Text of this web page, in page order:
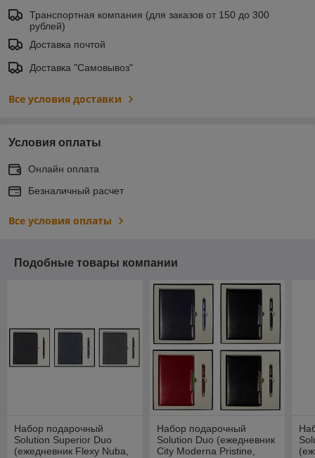
Транспортная компания (для заказов от 150 до 300
рублей)
Доставка почтой
Доставка "Самовывоз"
Все условия доставки
Условия оплаты
Онлайн оплата
Безналичный расчет
Все условия оплаты
Подобные товары компании
Набор подарочный
Solution Superior Duo
(ежедневник Flexy Nuba,
Набор подарочный
Solution Duo (ежедневник
City Moderna Pristine,